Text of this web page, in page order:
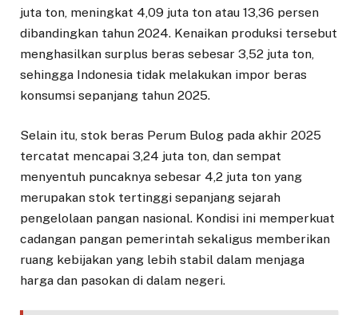
juta ton, meningkat 4,09 juta ton atau 13,36 persen
dibandingkan tahun 2024. Kenaikan produksi tersebut
menghasilkan surplus beras sebesar 3,52 juta ton,
sehingga Indonesia tidak melakukan impor beras
konsumsi sepanjang tahun 2025.
Selain itu, stok beras Perum Bulog pada akhir 2025
tercatat mencapai 3,24 juta ton, dan sempat
menyentuh puncaknya sebesar 4,2 juta ton yang
merupakan stok tertinggi sepanjang sejarah
pengelolaan pangan nasional. Kondisi ini memperkuat
cadangan pangan pemerintah sekaligus memberikan
ruang kebijakan yang lebih stabil dalam menjaga
harga dan pasokan di dalam negeri.